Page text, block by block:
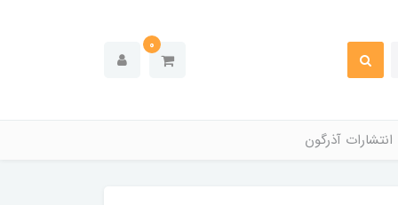
0
انتشارات آذرگون